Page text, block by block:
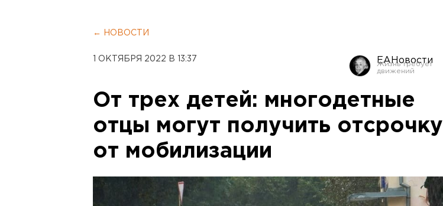
← НОВОСТИ
1 ОКТЯБРЯ 2022 В 13:37 ЕАНовости
От трех детей: многодетные
отцы могут получить отсрочку
от мобилизации